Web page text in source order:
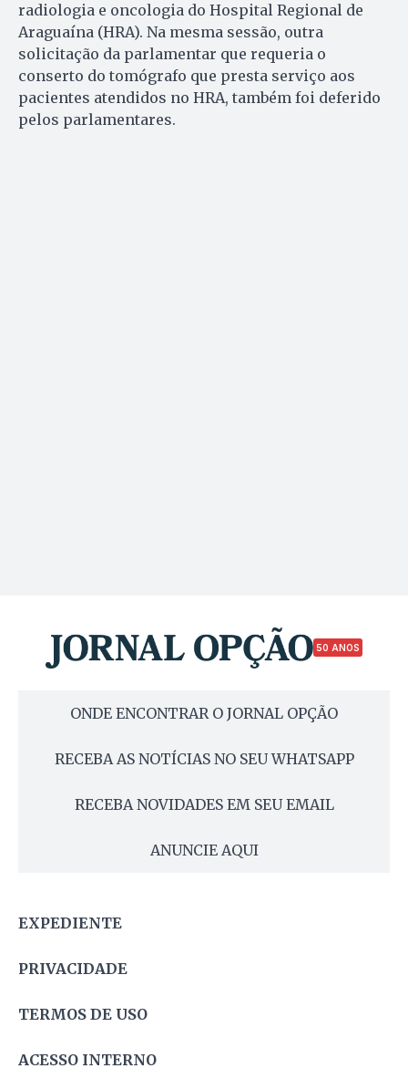
radiologia e oncologia do Hos­pital Regional de
Araguaína (HRA). Na mesma sessão, outra
solicitação da parlamentar que requeria o
conserto do tomógrafo que presta serviço aos
pacientes atendidos no HRA, também foi deferido
pelos parlamentares.
50 ANOS
ONDE ENCONTRAR O JORNAL OPÇÃO
RECEBA AS NOTÍCIAS NO SEU WHATSAPP
RECEBA NOVIDADES EM SEU EMAIL
ANUNCIE AQUI
EXPEDIENTE
PRIVACIDADE
TERMOS DE USO
ACESSO INTERNO